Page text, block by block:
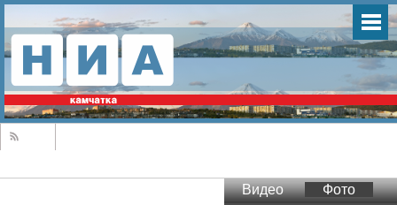
Видео Фото